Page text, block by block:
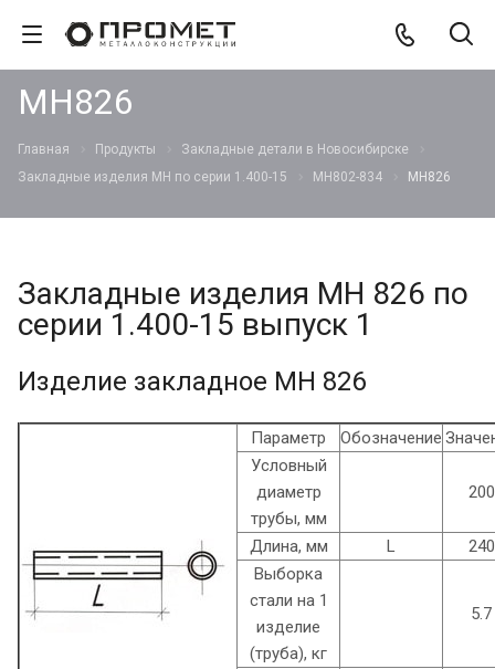
МН826
Главная Продукты
Закладные детали в Новосибирске
Закладные изделия МН по серии 1.400-15
МН802-834 МН826
Закладные изделия МН 826 по
серии 1.400-15 выпуск 1
Изделие закладное МН 826
Параметр Обозначение
Условный
диаметр
трубы, мм
200
Длина, мм L
240
Выборка
стали на 1
изделие
(труба), кг
5.7